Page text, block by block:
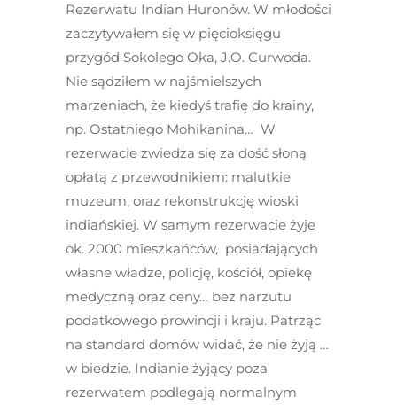
Rezerwatu Indian Huronów. W młodości
zaczytywałem się w pięcioksięgu
przygód Sokolego Oka, J.O. Curwoda.
Nie sądziłem w najśmielszych
marzeniach, że kiedyś trafię do krainy,
np. Ostatniego Mohikanina… W
rezerwacie zwiedza się za dość słoną
opłatą z przewodnikiem: malutkie
muzeum, oraz rekonstrukcję wioski
indiańskiej. W samym rezerwacie żyje
ok. 2000 mieszkańców, posiadających
własne władze, policję, kościół, opiekę
medyczną oraz ceny… bez narzutu
podatkowego prowincji i kraju. Patrząc
na standard domów widać, że nie żyją …
w biedzie. Indianie żyjący poza
rezerwatem podlegają normalnym